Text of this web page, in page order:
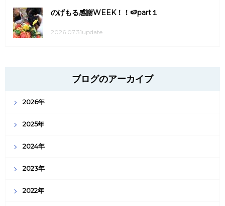
のげもる感謝WEEK！！🍉part１
2026.07.31update
ブログのアーカイブ
2026年
2025年
2024年
2023年
2022年